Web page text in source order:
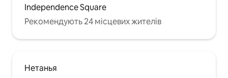
Independence Square
Рекомендують 24 місцевих жителів
Нетанья